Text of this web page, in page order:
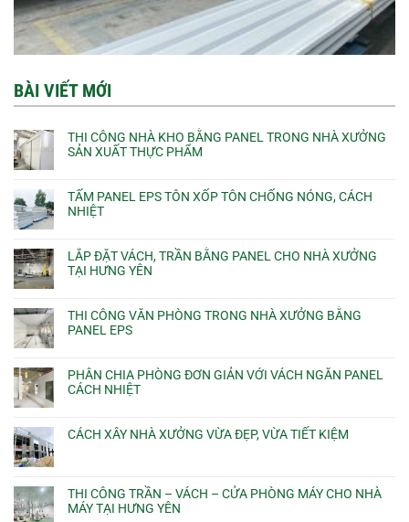
BÀI VIẾT MỚI
THI CÔNG NHÀ KHO BẰNG PANEL TRONG NHÀ XƯỞNG
SẢN XUẤT THỰC PHẨM
TẤM PANEL EPS TÔN XỐP TÔN CHỐNG NÓNG, CÁCH
NHIỆT
LẮP ĐẶT VÁCH, TRẦN BẰNG PANEL CHO NHÀ XƯỞNG
TẠI HƯNG YÊN
THI CÔNG VĂN PHÒNG TRONG NHÀ XƯỞNG BẰNG
PANEL EPS
PHÂN CHIA PHÒNG ĐƠN GIẢN VỚI VÁCH NGĂN PANEL
CÁCH NHIỆT
CÁCH XÂY NHÀ XƯỞNG VỪA ĐẸP, VỪA TIẾT KIỆM
THI CÔNG TRẦN – VÁCH – CỬA PHÒNG MÁY CHO NHÀ
MÁY TẠI HƯNG YÊN